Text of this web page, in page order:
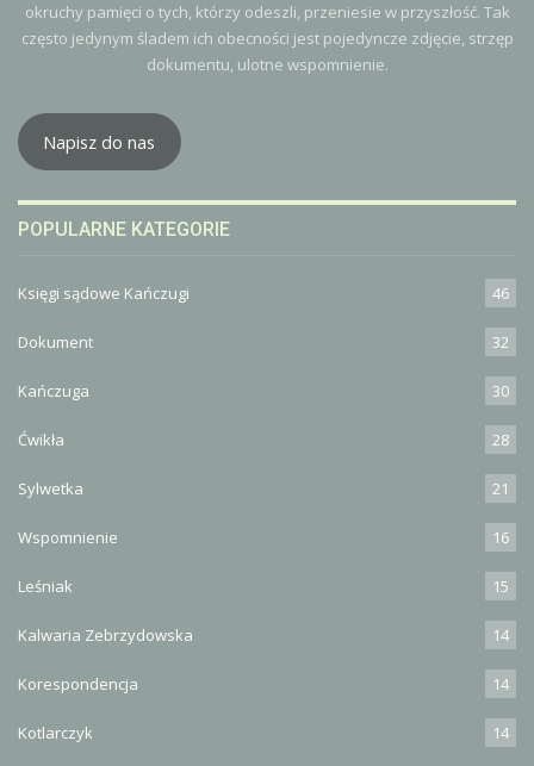
okruchy pamięci o tych, którzy odeszli, przeniesie w przyszłość. Tak
często jedynym śladem ich obecności jest pojedyncze zdjęcie, strzęp
dokumentu, ulotne wspomnienie.
Napisz do nas
POPULARNE KATEGORIE
Księgi sądowe Kańczugi 46
Dokument 32
Kańczuga 30
Ćwikła 28
Sylwetka 21
Wspomnienie 16
Leśniak 15
Kalwaria Zebrzydowska 14
Korespondencja 14
Kotlarczyk 14